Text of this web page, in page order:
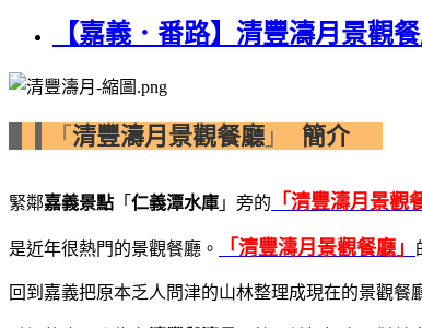
【嘉義．番路】清豐濤月景觀
「 清豐濤月景觀餐廳 」 簡介
緊鄰嘉義景點 「 仁義潭水庫 」旁的 「清豐濤月景觀
是近年很熱門的景觀餐廳。 「清豐濤月景觀餐廳」
回到嘉義把原本乏人問津的山林整理成現在的景觀餐